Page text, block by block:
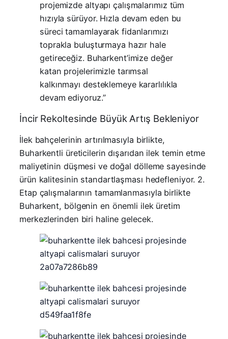
projemizde altyapı çalışmalarımız tüm
hızıyla sürüyor. Hızla devam eden bu
süreci tamamlayarak fidanlarımızı
toprakla buluşturmaya hazır hale
getireceğiz. Buharkent’imize değer
katan projelerimizle tarımsal
kalkınmayı desteklemeye kararlılıkla
devam ediyoruz.”
İncir Rekoltesinde Büyük Artış Bekleniyor
İlek bahçelerinin artırılmasıyla birlikte,
Buharkentli üreticilerin dışarıdan ilek temin etme
maliyetinin düşmesi ve doğal dölleme sayesinde
ürün kalitesinin standartlaşması hedefleniyor. 2.
Etap çalışmalarının tamamlanmasıyla birlikte
Buharkent, bölgenin en önemli ilek üretim
merkezlerinden biri haline gelecek.